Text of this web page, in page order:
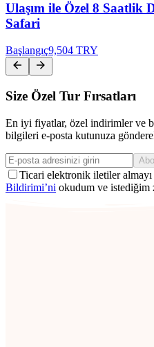
Ulaşım ile Özel 8 Saatlik
Safari
Başlangıç9,504 TRY
Size Özel Tur Fırsatları
En iyi fiyatlar, özel indirimler ve
bilgileri e-posta kutunuza
Ticari elektronik iletiler
Bildirimi’ni okudum ve istediğim